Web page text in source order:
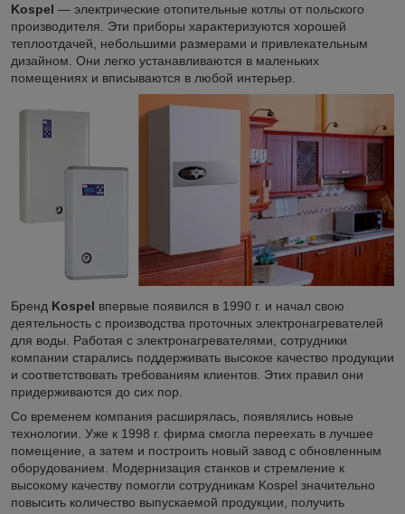
Kospel — электрические отопительные котлы от польского
производителя. Эти приборы характеризуются хорошей
теплоотдачей, небольшими размерами и привлекательным
дизайном. Они легко устанавливаются в маленьких
помещениях и вписываются в любой интерьер.
Бренд Kospel впервые появился в 1990 г. и начал свою
деятельность с производства проточных электронагревателей
для воды. Работая с электронагревателями, сотрудники
компании старались поддерживать высокое качество продукции
и соответствовать требованиям клиентов. Этих правил они
придерживаются до сих пор.
Со временем компания расширялась, появлялись новые
технологии. Уже к 1998 г. фирма смогла переехать в лучшее
помещение, а затем и построить новый завод с обновленным
оборудованием. Модернизация станков и стремление к
высокому качеству помогли сотрудникам Kospel значительно
повысить количество выпускаемой продукции, получить